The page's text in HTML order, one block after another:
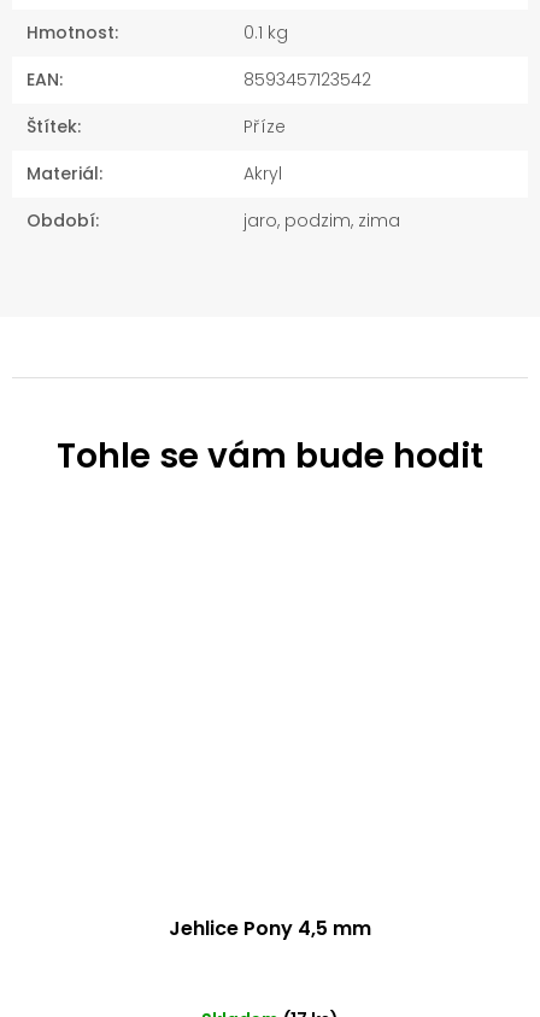
Jehlice Pony 4,5 mm
Hmotnost:
0.1 kg
EAN:
8593457123542
Štítek:
Příze
Materiál:
Akryl
Období: jaro, podzim, zima